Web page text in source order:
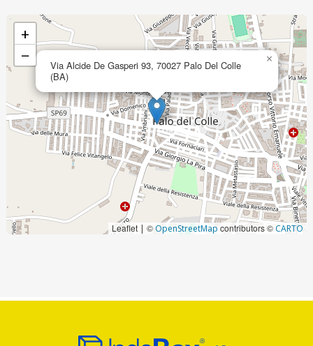
Via Alcide De Gasperi 93, 70027 Palo Del Colle
(BA)
×
+
−
Leaflet | ©OpenStreetMap contributors © CARTO